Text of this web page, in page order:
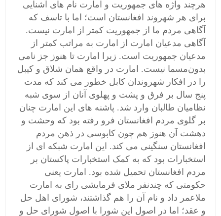
هرچند واژه های جمهوریت و امارت نام های آشنایی
برای هر شهروند افغانستان است؛ اما با تاسف که
آگاهی مردم ما از جمهوریت کمتر از امارت نیست.
آگاهی مدعیان امارت از امارت به مراتب کمتر از
مدعیان جمهوریت است. زیرا امارت تا هنوز جز نامی
بدون‌مسما نیست. امارت در واقع همان شلاق و کیبل
را در افکار شهروندان کابل خطور می کند که مدت
پنج سال بر فرق و پشت و پهلوی آنان از سوی شبه
نظامیان طالبان وارد شد. پاشنه های این امارت چنان
بر گلوی مردم افغانستان فرو رفته بود که وحشت و
دهشت آن هنوز هم چون کابوسی در ذهن مردم
افغانستان سنگینی می کند. این امارت شبکه ای از
استخبارات بود که به کمک استخبارات پاکستان بر
مردم افغانستان تحمیل شده بود. امارت یعنی
حکومتی که چندنفر ملای فرمایشی رای به امارت
ملاعمر داد و نام آن را هم گذاشتند، شورای اهل حل
و عقد؛ اما در اصول این شورا با اصول شورای حل و